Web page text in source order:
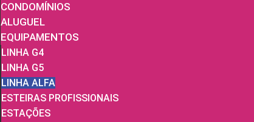
CONDOMÍNIOS
ALUGUEL
EQUIPAMENTOS
LINHA G4
LINHA G5
LINHA ALFA
ESTEIRAS PROFISSIONAIS
ESTAÇÕES